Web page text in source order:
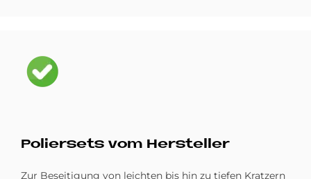
Bild
Po­lier­sets vom Her­stel­ler
Zur Beseitigung von leichten bis hin zu tiefen Kratzern